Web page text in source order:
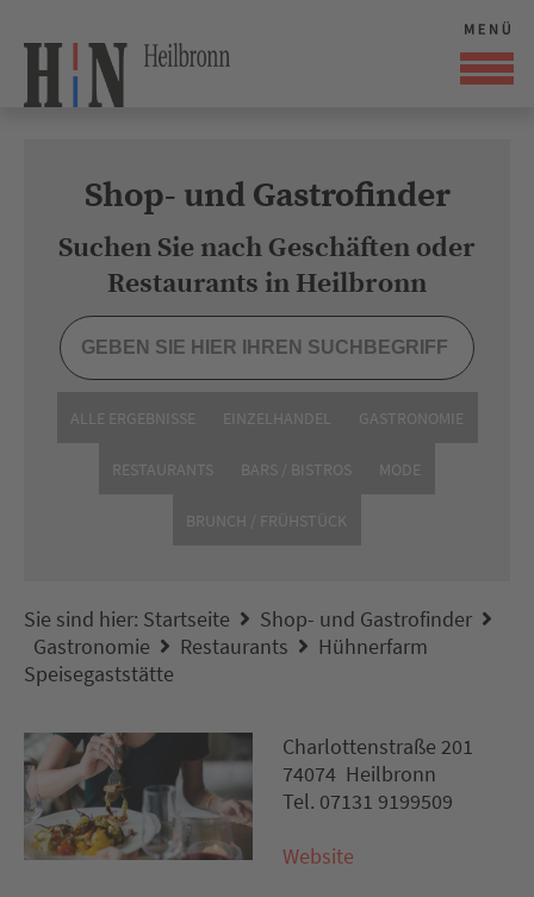
Shop- und Gastrofinder
Suchen Sie nach Geschäften oder
Restaurants in Heilbronn
ALLE ERGEBNISSE EINZELHANDEL GASTRONOMIE
RESTAURANTS BARS / BISTROS MODE
BRUNCH / FRÜHSTÜCK
Sie sind hier: Startseite
Shop- und Gastrofinder
Gastronomie
Restaurants
Hühnerfarm
Speisegaststätte
Charlottenstraße 201
74074 Heilbronn
Tel. 07131 9199509
Website